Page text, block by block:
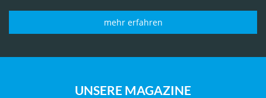
mehr erfahren
UNSERE MAGAZINE